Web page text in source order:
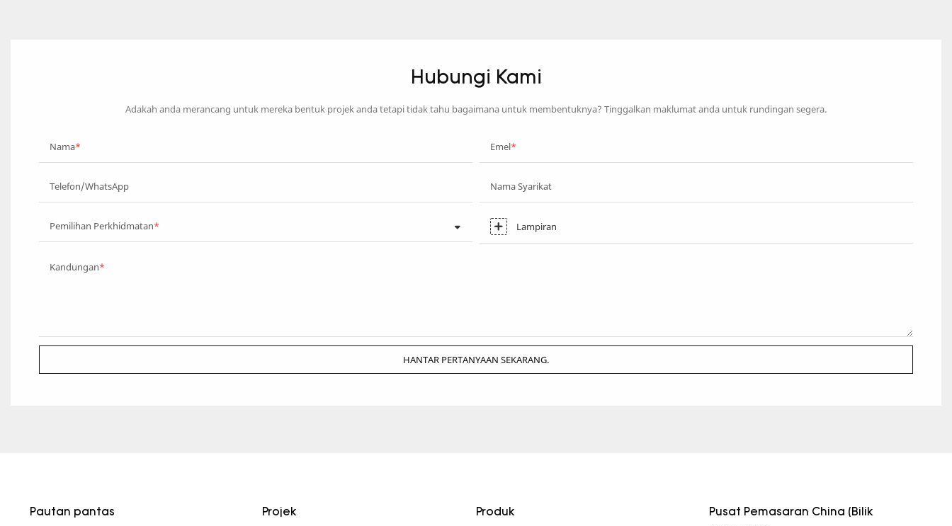
Hubungi Kami
Adakah anda merancang untuk mereka bentuk projek anda tetapi tidak tahu bagaimana untuk membentuknya? Tinggalkan maklumat anda untuk rundingan segera.
Nama Emel
Telefon/WhatsApp Nama Syarikat
Pemilihan Perkhidmatan Lampiran
Kandungan
HANTAR PERTANYAAN SEKARANG.
Pautan pantas Projek Produk
Pusat Pemasaran China (Bilik